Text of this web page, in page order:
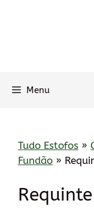
Menu
Tudo Estofos »
Fundão »